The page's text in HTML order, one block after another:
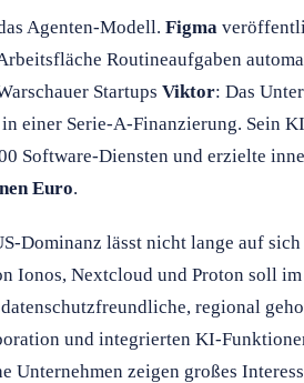
Agenten-Modell. Figma
Routineaufgaben
Startups Viktor: Das
in einer Serie-A-Finanzierung. Sein
Software-Diensten und erzielte
Euro.
Dominanz lässt nicht lange auf sich
Ionos, Nextcloud und Proton soll im
regional
und integrierten KI-
Unternehmen zeigen großes